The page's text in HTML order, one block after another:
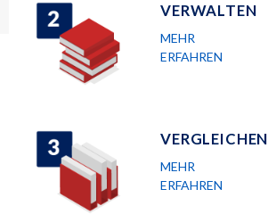
VERWALTEN
MEHR
ERFAHREN
VERGLEICHEN
MEHR
ERFAHREN